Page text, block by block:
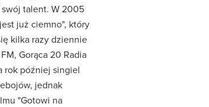
swój talent. W 2005
już ciemno", który
kilka razy dziennie
Gorąca 20 Radia
rok później singiel
jednak
"Gotowi na